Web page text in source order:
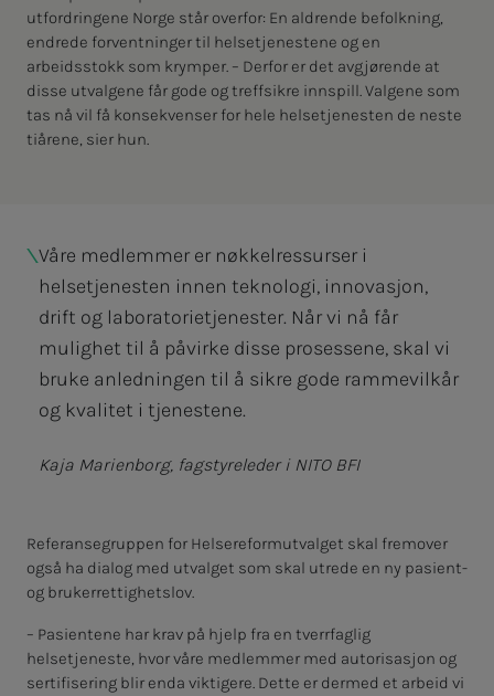
utfordringene Norge står overfor: En aldrende befolkning,
endrede forventninger til helsetjenestene og en
arbeidsstokk som krymper. – Derfor er det avgjørende at
disse utvalgene får gode og treffsikre innspill. Valgene som
tas nå vil få konsekvenser for hele helsetjenesten de neste
tiårene, sier hun.
Våre medlemmer er nøkkelressurser i
helsetjenesten innen teknologi, innovasjon,
drift og laboratorietjenester. Når vi nå får
mulighet til å påvirke disse prosessene, skal vi
bruke anledningen til å sikre gode rammevilkår
og kvalitet i tjenestene.
Kaja Marienborg, fagstyreleder i NITO BFI
Referansegruppen for Helsereformutvalget skal fremover
også ha dialog med utvalget som skal utrede en ny pasient-
og brukerrettighetslov.
– Pasientene har krav på hjelp fra en tverrfaglig
helsetjeneste, hvor våre medlemmer med autorisasjon og
sertifisering blir enda viktigere. Dette er dermed et arbeid vi